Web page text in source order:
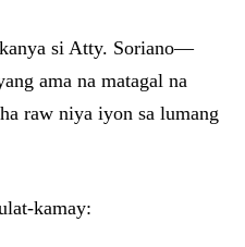
si Atty. Soriano—
ama na matagal na
raw niya iyon sa lumang
kamay: